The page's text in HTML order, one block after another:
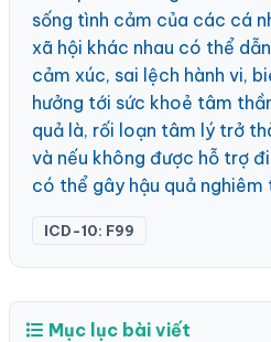
sống tình cảm của các cá
xã hội khác nhau có thể
cảm xúc, sai lệch hành vi,
hưởng tới sức khoẻ tâm
quả là, rối loạn tâm lý trở
và nếu không được hỗ trợ
có thể gây hậu quả nghiêm
ICD-10: F99
Mục lục bài viết